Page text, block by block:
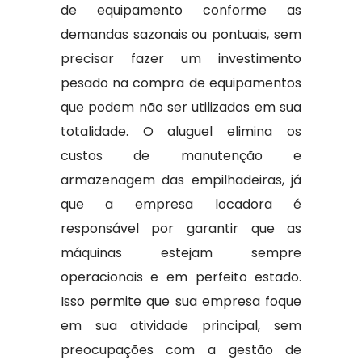
de equipamento conforme as
demandas sazonais ou pontuais, sem
precisar fazer um investimento
pesado na compra de equipamentos
que podem não ser utilizados em sua
totalidade. O aluguel elimina os
custos de manutenção e
armazenagem das empilhadeiras, já
que a empresa locadora é
responsável por garantir que as
máquinas estejam sempre
operacionais e em perfeito estado.
Isso permite que sua empresa foque
em sua atividade principal, sem
preocupações com a gestão de